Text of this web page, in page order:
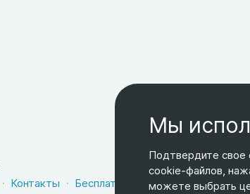
Контакты Бесплатная доставка
Оферта
Мы
Подтвердите свое
cookie-файлов,
можете выбрать